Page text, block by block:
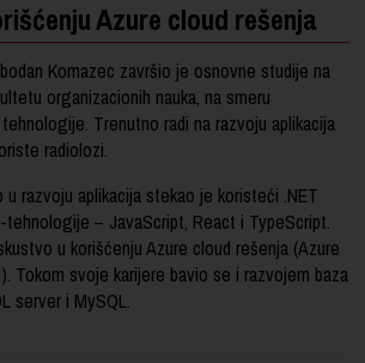
Azure cloud rešenja
Komazec završio je osnovne studije na
organizacionih nauka, na smeru
Trenutno radi na razvoju aplikacija
radiolozi.
razvoju aplikacija stekao je koristeći .NET
– JavaScript, React i TypeScript.
u korišćenju Azure cloud rešenja (Azure
Tokom svoje karijere bavio se i razvojem baza
server i MySQL.